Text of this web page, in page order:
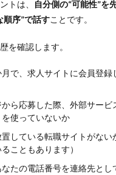
トは、
自分側の“可能性”を
順序”で話すことです。
を確認します。
で、求人サイトに会員登録
ら応募した際、外部サービ
使っていないか
している転職サイトがない
こともあります）
たの電話番号を連絡先とし